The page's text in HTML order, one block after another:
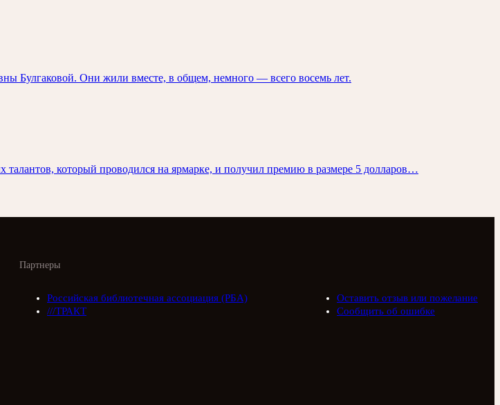
Булгаковой. Они жили вместе, в общем, немного — всего восемь лет.
талантов, который проводился на ярмарке, и получил премию в размере 5 долларов…
Партнеры
Российская библиотечная ассоциация (РБА)
///ТРАКТ
Оставить отзыв или пожелание
Сообщить об ошибке